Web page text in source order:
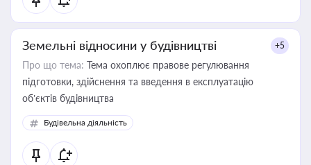
Земельні відносини у будівництві +5
Про що тема: Тема охоплює правове регулювання
підготовки, здійснення та введення в експлуатацію
об’єктів будівництва
Будівельна діяльність